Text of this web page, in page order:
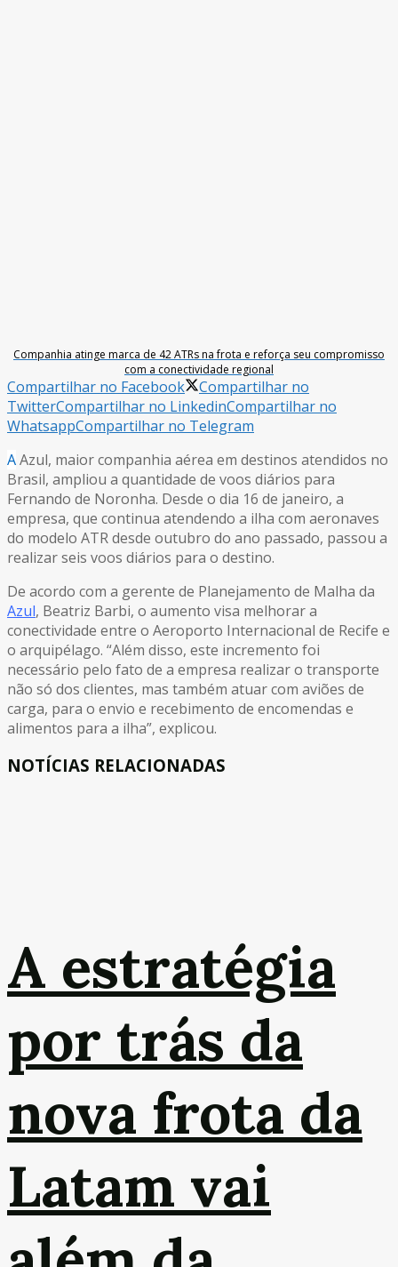
Companhia atinge marca de 42 ATRs na frota e reforça seu compromisso
com a conectividade regional
Compartilhar no Facebook
Compartilhar no
TwitterCompartilhar no LinkedinCompartilhar no
WhatsappCompartilhar no Telegram
AAzul, maior companhia aérea em destinos atendidos no
Brasil, ampliou a quantidade de voos diários para
Fernando de Noronha. Desde o dia 16 de janeiro, a
empresa, que continua atendendo a ilha com aeronaves
do modelo ATR desde outubro do ano passado, passou a
realizar seis voos diários para o destino.
De acordo com a gerente de Planejamento de Malha da
Azul, Beatriz Barbi, o aumento visa melhorar a
conectividade entre o Aeroporto Internacional de Recife e
o arquipélago. “Além disso, este incremento foi
necessário pelo fato de a empresa realizar o transporte
não só dos clientes, mas também atuar com aviões de
carga, para o envio e recebimento de encomendas e
alimentos para a ilha”, explicou.
NOTÍCIAS RELACIONADAS
A estratégia
por trás da
nova frota da
Latam vai